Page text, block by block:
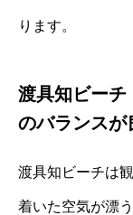
ります。
渡具知ビーチ
のバランスが
渡具知ビーチは
着いた空気が漂